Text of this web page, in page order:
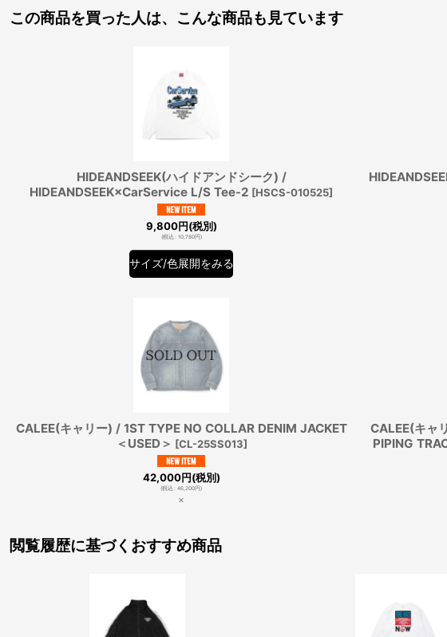
この商品を買った人は、こんな商品も見ています
HIDEANDSEEK(ハイドアンドシーク) /
HIDEANDSEEK×CarService L/S Tee-2 [HSCS-010525]
9,800円(税別)
(税込: 10,780円)
サイズ/色展開をみる
CALEE(キャリー) / 1ST TYPE NO COLLAR DENIM JACKET
＜USED＞ [CL-25SS013]
42,000円(税別)
(税込: 46,200円)
×
CALEE(キャ
PIPING
閲覧履歴に基づくおすすめ商品